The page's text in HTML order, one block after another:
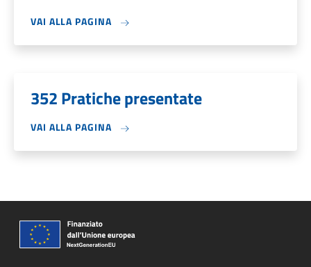
VAI ALLA PAGINA
352 Pratiche presentate
VAI ALLA PAGINA